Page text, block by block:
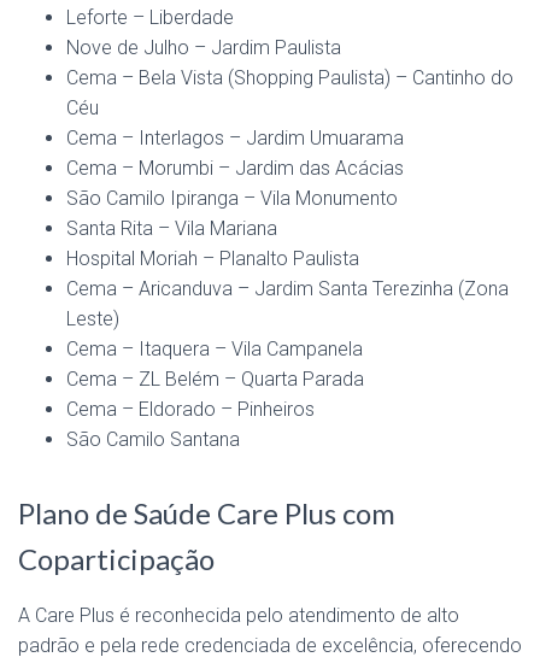
Leforte – Liberdade
Nove de Julho – Jardim Paulista
Cema – Bela Vista (Shopping Paulista) – Cantinho do
Céu
Cema – Interlagos – Jardim Umuarama
Cema – Morumbi – Jardim das Acácias
São Camilo Ipiranga – Vila Monumento
Santa Rita – Vila Mariana
Hospital Moriah – Planalto Paulista
Cema – Aricanduva – Jardim Santa Terezinha (Zona
Leste)
Cema – Itaquera – Vila Campanela
Cema – ZL Belém – Quarta Parada
Cema – Eldorado – Pinheiros
São Camilo Santana
Plano de Saúde Care Plus com
Coparticipação
A Care Plus é reconhecida pelo atendimento de alto
padrão e pela rede credenciada de excelência, oferecendo